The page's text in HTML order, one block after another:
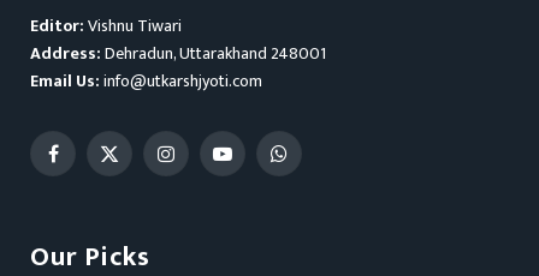
Editor:Vishnu Tiwari
Address:Dehradun, Uttarakhand 248001
Email Us:info@utkarshjyoti.com
Facebook
X
InstagramYouTubeWhatsApp
Our Picks